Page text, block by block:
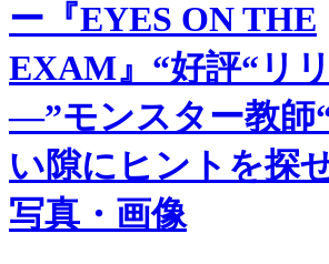
ー『EYES ON THE
EXAM』“好評“リ
―”モンスター教師
い隙にヒントを探
写真・画像